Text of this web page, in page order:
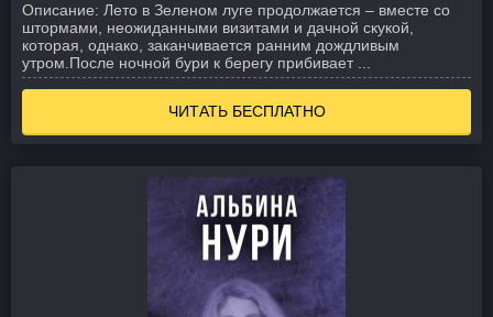
Описание: Лето в Зеленом луге продолжается – вместе со
штормами, неожиданными визитами и дачной скукой,
которая, однако, заканчивается ранним дождливым
утром. После ночной бури к берегу прибивает ...
ЧИТАТЬ БЕСПЛАТНО